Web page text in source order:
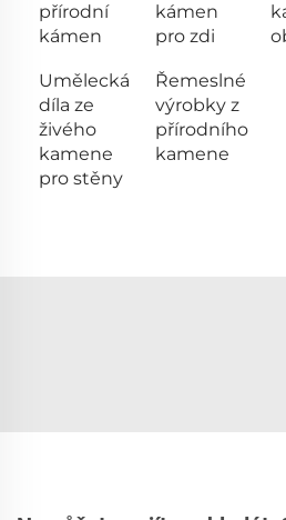
přírodní
kámen
kámen
pro zdi
Umělecká
díla ze
živého
kamene
pro stěny
Řemeslné
výrobky z
přírodního
kamene